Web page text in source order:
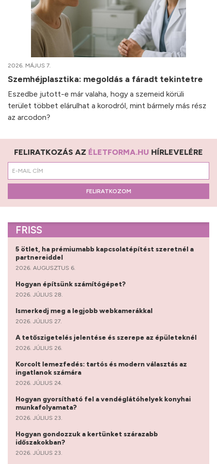
2026. MÁJUS 7.
Szemhéjplasztika: megoldás a fáradt tekintetre
Eszedbe jutott-e már valaha, hogy a szemeid körüli
terület többet elárulhat a korodról, mint bármely más rész
az arcodon?
FELIRATKOZÁS AZ ÉLETFORMA.HU HÍRLEVELÉRE
FELIRATKOZOM
FRISS
5 ötlet, ha prémiumabb kapcsolatépítést szeretnél a
partnereiddel
2026. AUGUSZTUS 6.
Hogyan építsünk számítógépet?
2026. JÚLIUS 28.
Ismerkedj meg a legjobb webkamerákkal
2026. JÚLIUS 27.
A tetőszigetelés jelentése és szerepe az épületeknél
2026. JÚLIUS 26.
Korcolt lemezfedés: tartós és modern választás az
ingatlanok számára
2026. JÚLIUS 24.
Hogyan gyorsítható fel a vendéglátóhelyek konyhai
munkafolyamata?
2026. JÚLIUS 23.
Hogyan gondozzuk a kertünket szárazabb
időszakokban?
2026. JÚLIUS 23.